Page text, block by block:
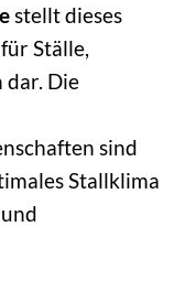
stellt dieses
Ställe,
dar. Die
sind
Stallklima